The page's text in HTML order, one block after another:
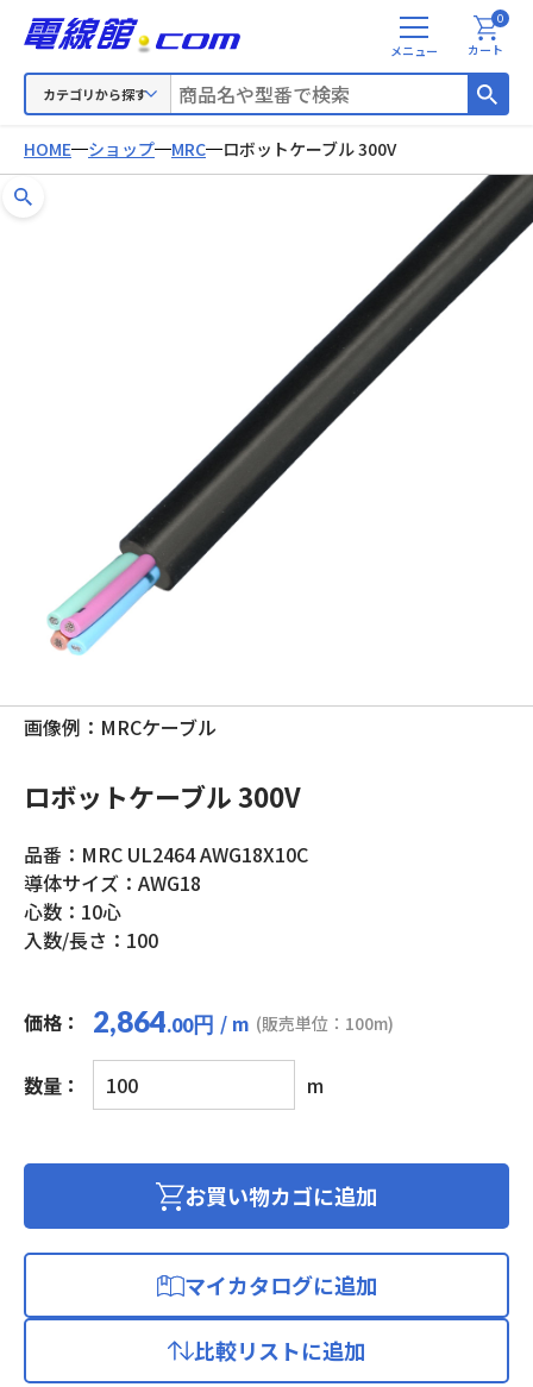
カテゴリから探す
メ
ニ
カート
0
HOME ショップ MRC ロボットケーブル 300V
画像例：MRCケーブル
ロボットケーブル 300V
品番：MRC UL2464 AWG18X10C
導体サイズ：AWG18
心数：10心
入数/長さ：100
価格： 2,864.00円 / m (販売単位：100m)
数量：
ロ
ボ
ト
個
m
お買い物カゴに追加
マイカタログに追加
比較リストに追加